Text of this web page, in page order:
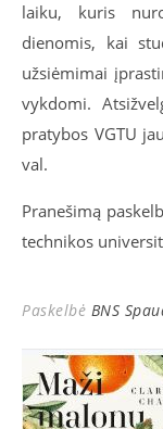
laiku, kuris
dienomis, kai
užsiėmimai
vykdomi.
pratybos VGTU
val.
Pranešimą
technikos
Paskelbė BNS